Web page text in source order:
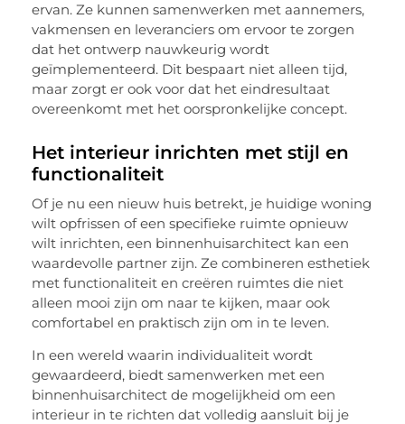
ervan. Ze kunnen samenwerken met aannemers,
vakmensen en leveranciers om ervoor te zorgen
dat het ontwerp nauwkeurig wordt
geïmplementeerd. Dit bespaart niet alleen tijd,
maar zorgt er ook voor dat het eindresultaat
overeenkomt met het oorspronkelijke concept.
Het interieur inrichten met stijl en
functionaliteit
Of je nu een nieuw huis betrekt, je huidige woning
wilt opfrissen of een specifieke ruimte opnieuw
wilt inrichten, een binnenhuisarchitect kan een
waardevolle partner zijn. Ze combineren esthetiek
met functionaliteit en creëren ruimtes die niet
alleen mooi zijn om naar te kijken, maar ook
comfortabel en praktisch zijn om in te leven.
In een wereld waarin individualiteit wordt
gewaardeerd, biedt samenwerken met een
binnenhuisarchitect de mogelijkheid om een
interieur in te richten dat volledig aansluit bij je